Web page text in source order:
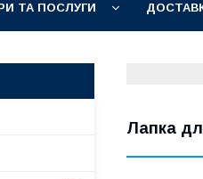
ТА ПОСЛУГИ
Лапка